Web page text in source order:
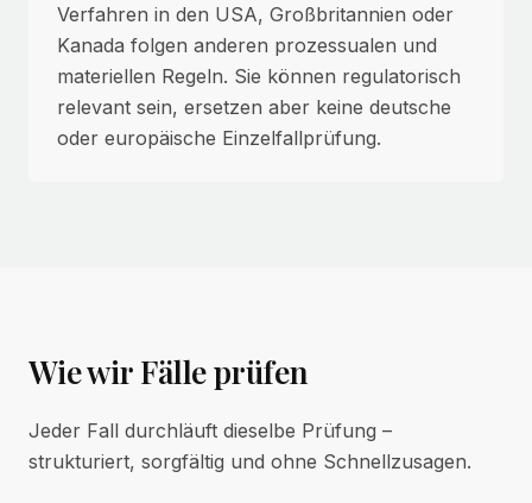
Verfahren in den USA, Großbritannien oder
Kanada folgen anderen prozessualen und
materiellen Regeln. Sie können regulatorisch
relevant sein, ersetzen aber keine deutsche
oder europäische Einzelfallprüfung.
Wie wir Fälle prüfen
Jeder Fall durchläuft dieselbe Prüfung –
strukturiert, sorgfältig und ohne Schnellzusagen.